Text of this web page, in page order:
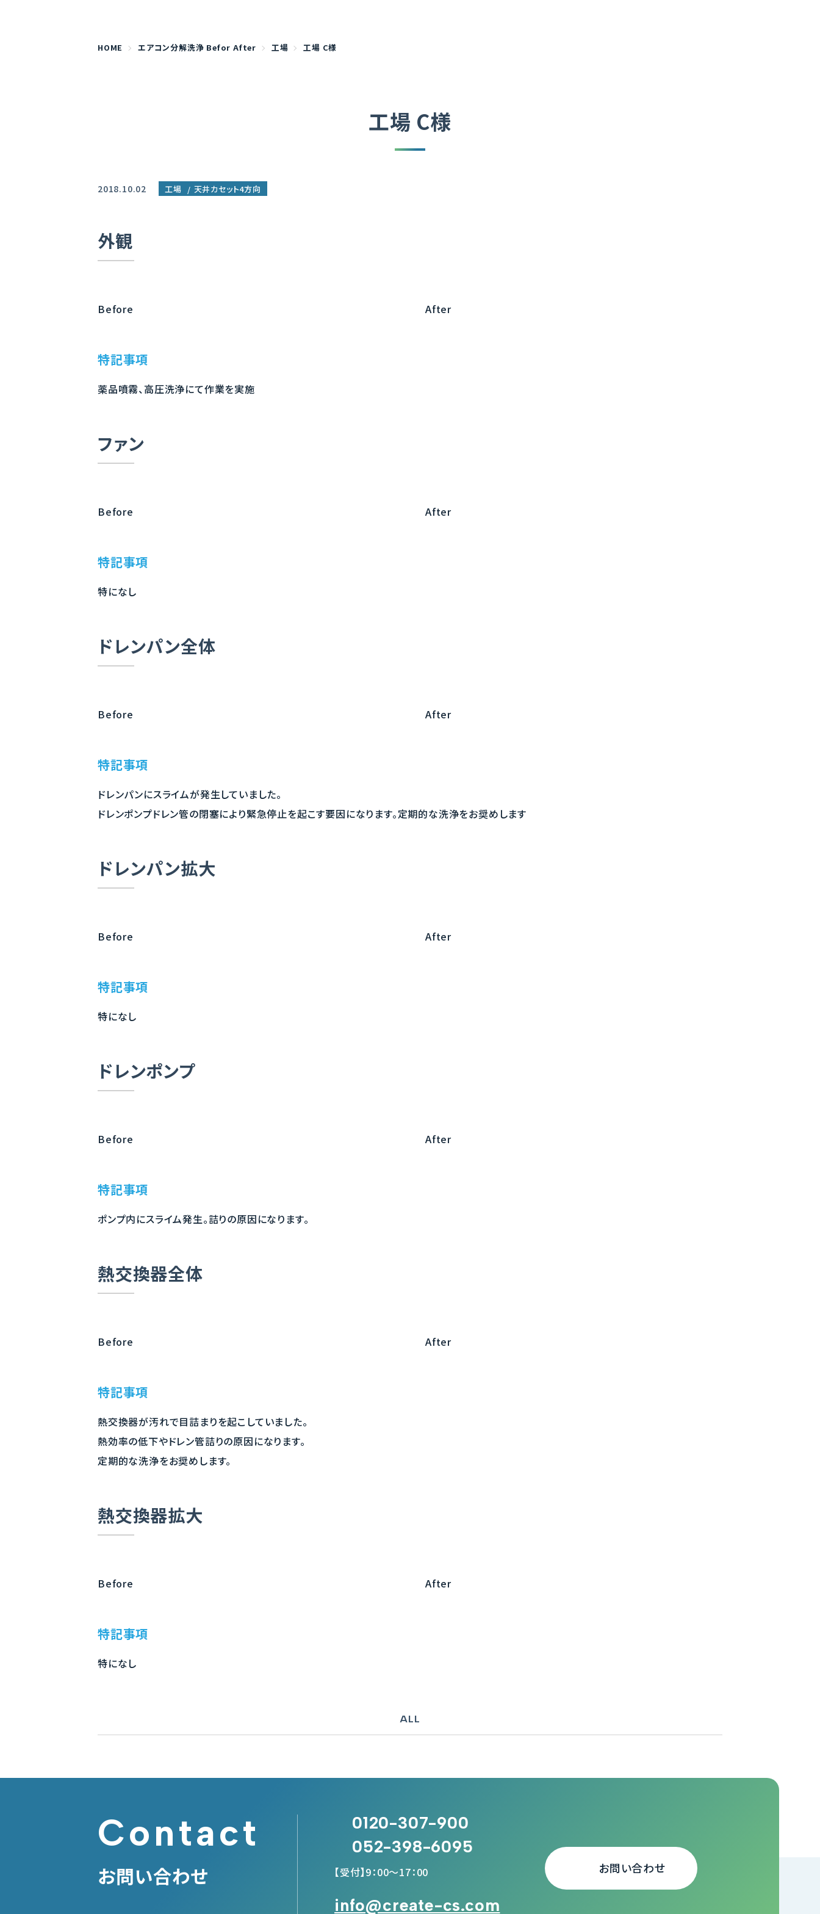
HOME エアコン分解洗浄 Befor After 工場 工場 C様
工場 C様
2018.10.02 工場 天井カセット4方向
外観
Before After
特記事項
薬品噴霧、高圧洗浄にて作業を実施
ファン
Before After
特記事項
特になし
ドレンパン全体
Before After
特記事項
ドレンパンにスライムが発生していました。
ドレンポンプドレン管の閉塞により緊急停止を起こす要因になります。定期的な洗浄をお奨めします
ドレンパン拡大
Before After
特記事項
特になし
ドレンポンプ
Before After
特記事項
ポンプ内にスライム発生。詰りの原因になります。
熱交換器全体
Before After
特記事項
熱交換器が汚れで目詰まりを起こしていました。
熱効率の低下やドレン管詰りの原因になります。
定期的な洗浄をお奨めします。
熱交換器拡大
Before After
特記事項
特になし
ALL
Contact
お問い合わせ
0120-307-900
052-398-6095
【受付】9：00～17：00
info@create-cs.com
お問い合わせ